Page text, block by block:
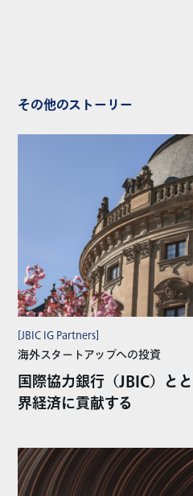
その他のストーリー
[JBIC IG Partners]
海外スタートアップへの投資
国際協力銀行（JBIC）と
界経済に貢献する